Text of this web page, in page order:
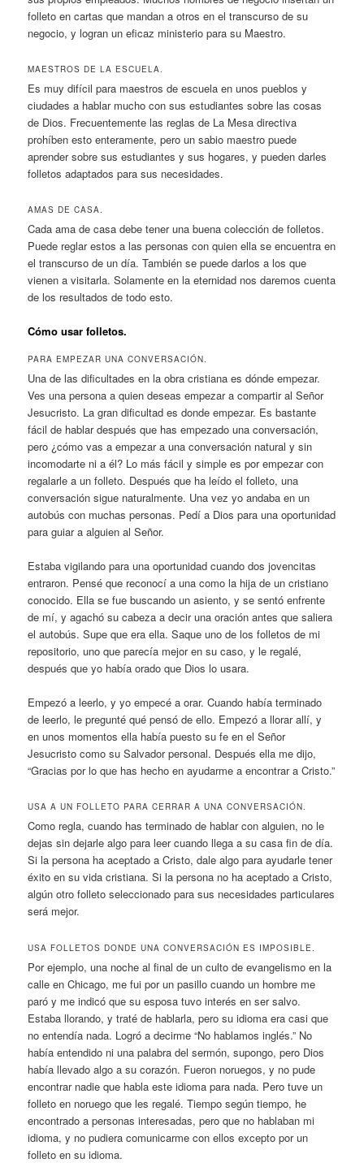
folleto en cartas que mandan a otros en el transcurso de su
negocio, y logran un eficaz ministerio para su Maestro.
MAESTROS DE LA ESCUELA.
Es muy difícil para maestros de escuela en unos pueblos y
ciudades a hablar mucho con sus estudiantes sobre las cosas
de Dios. Frecuentemente las reglas de La Mesa directiva
prohíben esto enteramente, pero un sabio maestro puede
aprender sobre sus estudiantes y sus hogares, y pueden darles
folletos adaptados para sus necesidades.
AMAS DE CASA.
Cada ama de casa debe tener una buena colección de folletos.
Puede reglar estos a las personas con quien ella se encuentra en
el transcurso de un día. También se puede darlos a los que
vienen a visitarla. Solamente en la eternidad nos daremos cuenta
de los resultados de todo esto.
Cómo usar folletos.
PARA EMPEZAR UNA CONVERSACIÓN.
Una de las dificultades en la obra cristiana es dónde empezar.
Ves una persona a quien deseas empezar a compartir al Señor
Jesucristo. La gran dificultad es donde empezar. Es bastante
fácil de hablar después que has empezado una conversación,
pero ¿cómo vas a empezar a una conversación natural y sin
incomodarte ni a él? Lo más fácil y simple es por empezar con
regalarle a un folleto. Después que ha leído el folleto, una
conversación sigue naturalmente. Una vez yo andaba en un
autobús con muchas personas. Pedí a Dios para una oportunidad
para guiar a alguien al Señor.
Estaba vigilando para una oportunidad cuando dos jovencitas
entraron. Pensé que reconocí a una como la hija de un cristiano
conocido. Ella se fue buscando un asiento, y se sentó enfrente
de mí, y agachó su cabeza a decir una oración antes que saliera
el autobús. Supe que era ella. Saque uno de los folletos de mi
repositorio, uno que parecía mejor en su caso, y le regalé,
después que yo había orado que Dios lo usara.
Empezó a leerlo, y yo empecé a orar. Cuando había terminado
de leerlo, le pregunté qué pensó de ello. Empezó a llorar allí, y
en unos momentos ella había puesto su fe en el Señor
Jesucristo como su Salvador personal. Después ella me dijo,
“Gracias por lo que has hecho en ayudarme a encontrar a Cristo.”
USA A UN FOLLETO PARA CERRAR A UNA CONVERSACIÓN.
Como regla, cuando has terminado de hablar con alguien, no le
dejas sin dejarle algo para leer cuando llega a su casa fin de día.
Si la persona ha aceptado a Cristo, dale algo para ayudarle tener
éxito en su vida cristiana. Si la persona no ha aceptado a Cristo,
algún otro folleto seleccionado para sus necesidades particulares
será mejor.
USA FOLLETOS DONDE UNA CONVERSACIÓN ES IMPOSIBLE.
Por ejemplo, una noche al final de un culto de evangelismo en la
calle en Chicago, me fui por un pasillo cuando un hombre me
paró y me indicó que su esposa tuvo interés en ser salvo.
Estaba llorando, y traté de hablarla, pero su idioma era casi que
no entendía nada. Logró a decirme “No hablamos inglés.” No
había entendido ni una palabra del sermón, supongo, pero Dios
había llevado algo a su corazón. Fueron noruegos, y no pude
encontrar nadie que habla este idioma para nada. Pero tuve un
folleto en noruego que les regalé. Tiempo según tiempo, he
encontrado a personas interesadas, pero que no hablaban mi
idioma, y no pudiera comunicarme con ellos excepto por un
folleto en su idioma.